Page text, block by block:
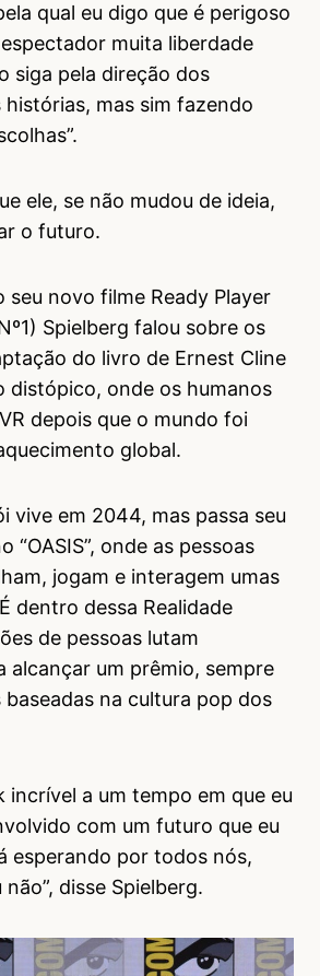
qual eu digo que é perigoso
muita liberdade
siga pela direção dos
mas sim fazendo
ele, se não mudou de ideia,
o futuro.
seu novo filme Ready Player
Spielberg falou sobre os
do livro de Ernest Cline
distópico, onde os humanos
depois que o mundo foi
global.
vive em 2044, mas passa seu
“OASIS”, onde as pessoas
jogam e interagem umas
dentro dessa Realidade
de pessoas lutam
alcançar um prêmio, sempre
na cultura pop dos
incrível a um tempo em que eu
com um futuro que eu
esperando por todos nós,
disse Spielberg.